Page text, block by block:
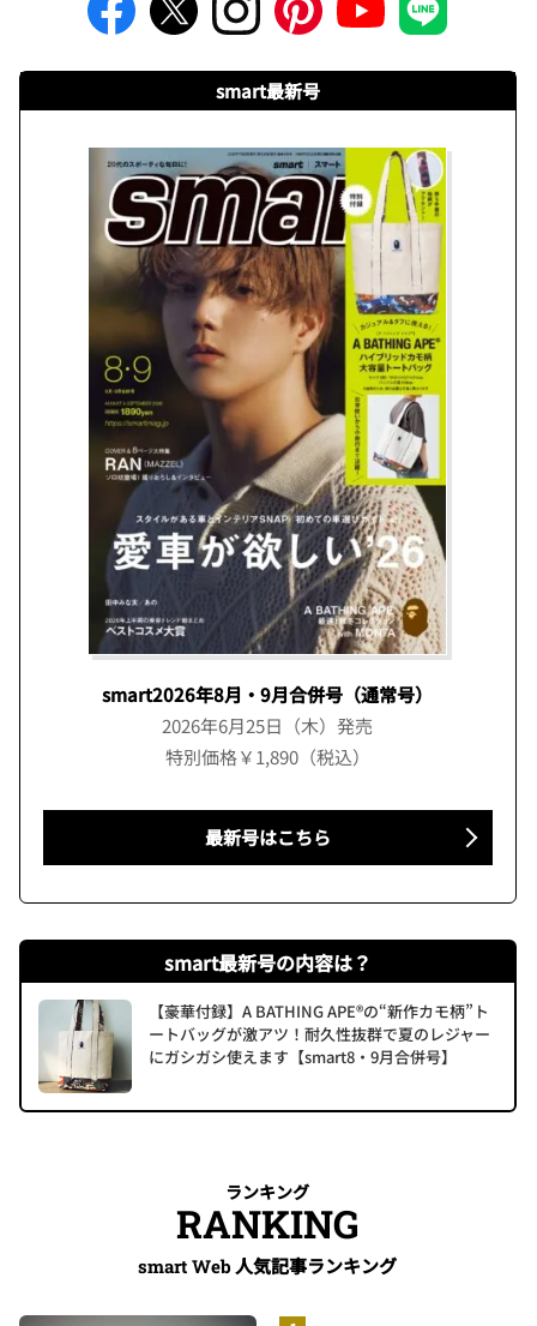
smart最新号
smart2026年8月・9月合併号（通常号）
2026年6月25日（木）発売
特別価格￥1,890（税込）
最新号はこちら
smart最新号の内容は？
【豪華付録】A BATHING APE®の“新作カモ柄”ト
ートバッグが激アツ！耐久性抜群で夏のレジャー
にガシガシ使えます【smart8・9月合併号】
ランキング
RANKING
smart Web人気記事ランキング